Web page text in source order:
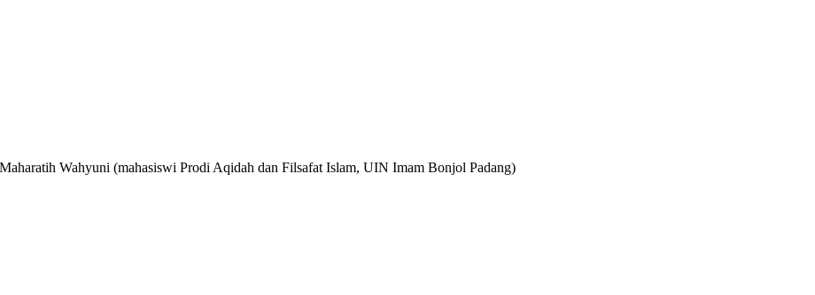
Wahyuni (mahasiswi Prodi Aqidah dan Filsafat Islam, UIN Imam Bonjol Padang)